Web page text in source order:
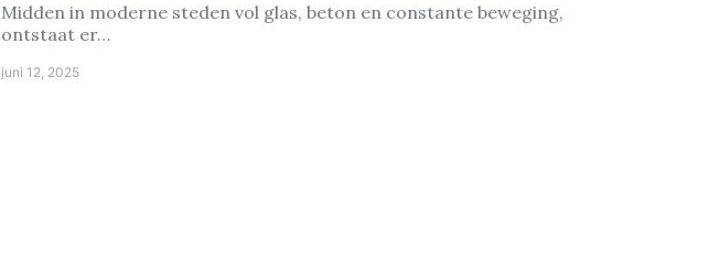
Midden in moderne steden vol glas, beton en constante beweging,
ontstaat er…
juni 12, 2025